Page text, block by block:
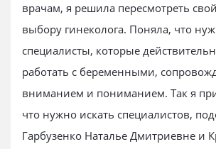
врачам, я решила пересмотреть
выбору гинеколога. Поняла, что
специалисты, которые
работать с беременными,
вниманием и пониманием. Так я
что нужно искать специалистов,
Гарбузенко Наталье Дмитриевне и